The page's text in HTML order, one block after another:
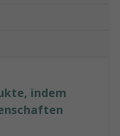
indem